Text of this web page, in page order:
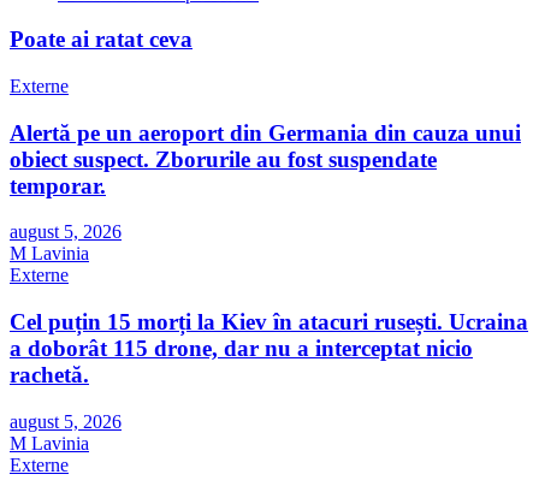
Poate ai ratat ceva
Externe
Alertă pe un aeroport din Germania din cauza unui
obiect suspect. Zborurile au fost suspendate
temporar.
august 5, 2026
M Lavinia
Externe
Cel puțin 15 morți la Kiev în atacuri rusești. Ucraina
a doborât 115 drone, dar nu a interceptat nicio
rachetă.
august 5, 2026
M Lavinia
Externe